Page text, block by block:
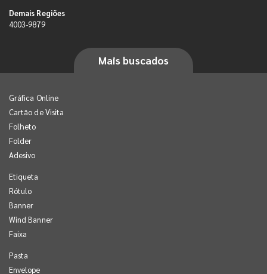
Demais Regiões
4003-9879
Mais buscados
Gráfica Online
Cartão de Visita
Folheto
Folder
Adesivo
Etiqueta
Rótulo
Banner
Wind Banner
Faixa
Pasta
Envelope